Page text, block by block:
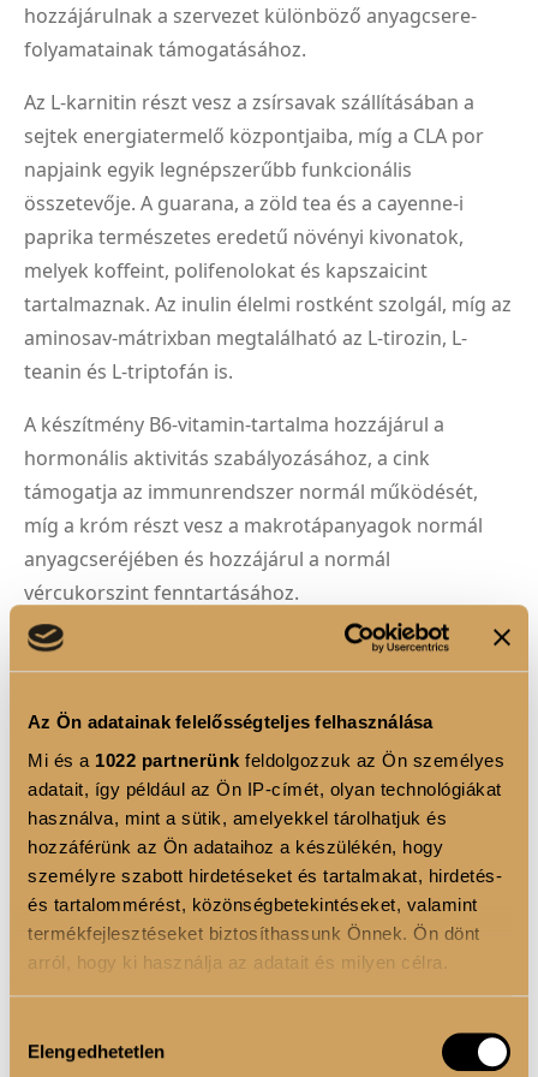
Az Ön adatainak felelősségteljes felhasználása
Mi és a 1022 partnerünk feldolgozzuk az Ön személyes
adatait, így például az Ön IP-címét, olyan technológiákat
használva, mint a sütik, amelyekkel tárolhatjuk és
hozzáférünk az Ön adataihoz a készülékén, hogy
személyre szabott hirdetéseket és tartalmakat, hirdetés-
és tartalommérést, közönségbetekintéseket, valamint
termékfejlesztéseket biztosíthassunk Önnek. Ön dönt
arról, hogy ki használja az adatait és milyen célra.
Információgyűjtés az Ön földrajzi elhelyezkedéséről
kiválasztása
Elengedhetetlen
hozzájárulnak a szervezet különböző anyagcsere-
folyamatainak támogatásához.
Az L-karnitin részt vesz a zsírsavak szállításában a
sejtek energiatermelő központjaiba, míg a CLA por
napjaink egyik legnépszerűbb funkcionális
összetevője. A guarana, a zöld tea és a cayenne-i
paprika természetes eredetű növényi kivonatok,
melyek koffeint, polifenolokat és kapszaicint
tartalmaznak. Az inulin élelmi rostként szolgál, míg az
aminosav-mátrixban megtalálható az L-tirozin, L-
teanin és L-triptofán is.
A készítmény B6-vitamin-tartalma hozzájárul a
hormonális aktivitás szabályozásához, a cink
támogatja az immunrendszer normál működését,
míg a króm részt vesz a makrotápanyagok normál
anyagcseréjében és hozzájárul a normál
vércukorszint fenntartásához.
A kapszulás forma kényelmes szedhetőséget biztosít,
mesterséges ízesítőanyagoktól mentes, és egy doboz
60 darab kapszulát tartalmaz – 20 adagban.
TERMÉK ELŐNYÖK
FELHASZNÁLÁSI JAVASLAT